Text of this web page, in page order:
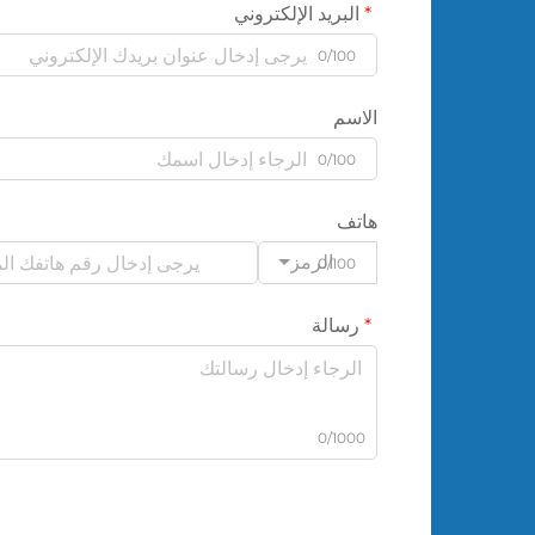
البريد الإلكتروني
0/100
الاسم
0/100
هاتف
الرمز0/100
رسالة
0/1000